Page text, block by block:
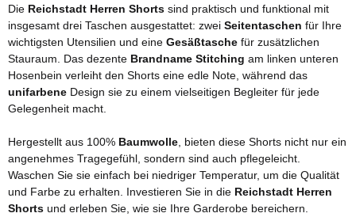
Die Reichstadt Herren Shorts sind praktisch und funktional mit
insgesamt drei Taschen ausgestattet: zwei Seitentaschen für Ihre
wichtigsten Utensilien und eine Gesäßtasche für zusätzlichen
Stauraum. Das dezente Brandname Stitching am linken unteren
Hosenbein verleiht den Shorts eine edle Note, während das
unifarbene Design sie zu einem vielseitigen Begleiter für jede
Gelegenheit macht.
Hergestellt aus 100% Baumwolle, bieten diese Shorts nicht nur ein
angenehmes Tragegefühl, sondern sind auch pflegeleicht.
Waschen Sie sie einfach bei niedriger Temperatur, um die Qualität
und Farbe zu erhalten. Investieren Sie in die Reichstadt Herren
Shorts und erleben Sie, wie sie Ihre Garderobe bereichern.